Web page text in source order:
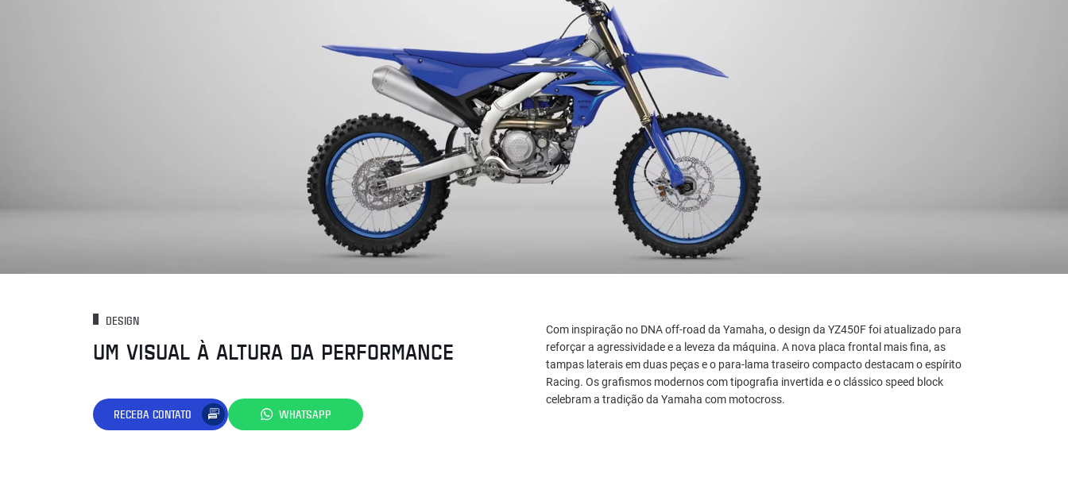
DESIGN
UM VISUAL À ALTURA DA PERFORMANCE
RECEBA CONTATO WHATSAPP
Com inspiração no DNA off-road da Yamaha, o design da YZ450F foi atualizado para
reforçar a agressividade e a leveza da máquina. A nova placa frontal mais fina, as
tampas laterais em duas peças e o para-lama traseiro compacto destacam o espírito
Racing. Os grafismos modernos com tipografia invertida e o clássico speed block
celebram a tradição da Yamaha com motocross.